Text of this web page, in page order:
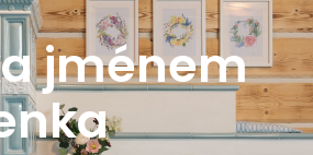
jménem